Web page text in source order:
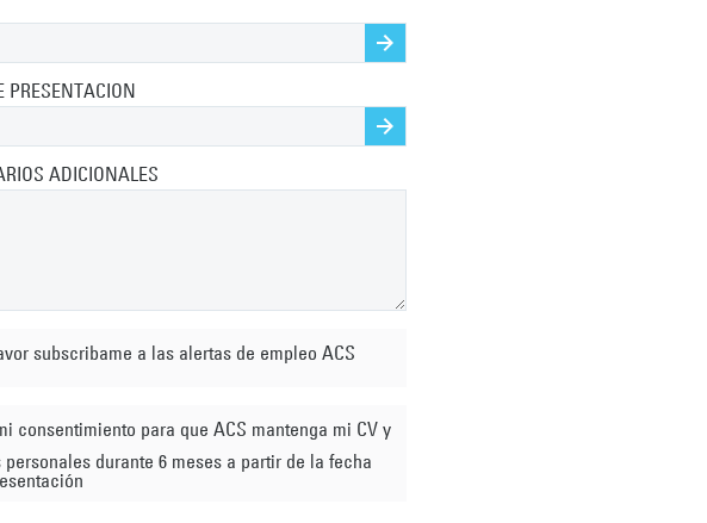
Browse
PRESENTACION
Browse
ADICIONALES
subscribame a las alertas de empleo ACS
personales durante 6 meses a partir de la fecha